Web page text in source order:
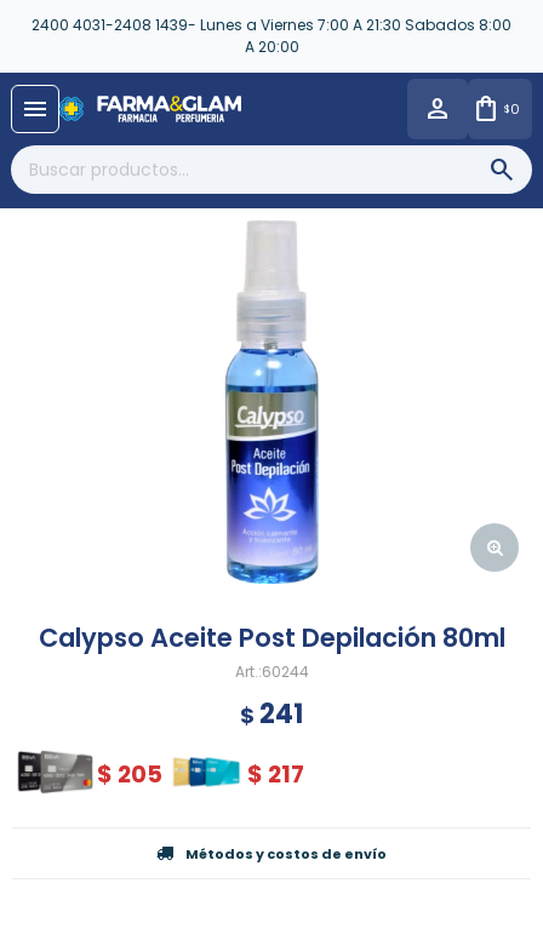
2400 4031-2408 1439- Lunes a Viernes 7:00 A 21:30 Sabados 8:00
A 20:00
menu $0
Calypso Aceite Post Depilación 80ml
60244
$ 241
$ 205 $ 217
Métodos y costos de envío